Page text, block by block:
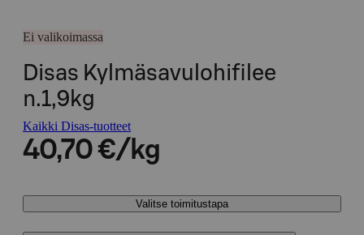
Ei valikoimassa
Disas Kylmäsavulohifilee
n.1,9kg
Kaikki Disas-tuotteet
40,70 €/kg
Valitse toimitustapa